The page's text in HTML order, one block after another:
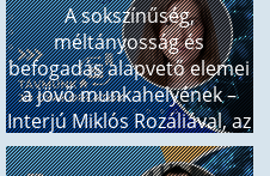
A sokszínűség,
méltányosság és
befogadás alapvető elemei
a jövő munkahelyének –
Interjú Miklós Rozáliával, az
MSCI ügyvezetőjével